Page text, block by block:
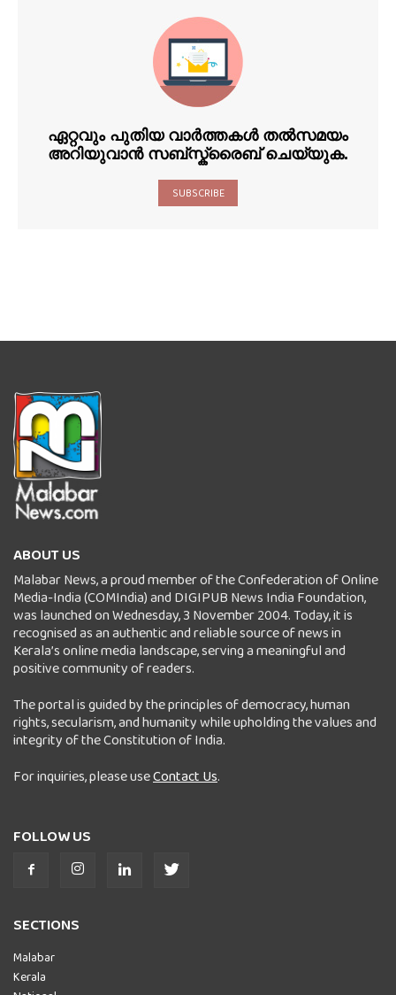
ഏറ്റവും പുതിയ വാർത്തകൾ തൽസമയം
അറിയുവാൻ സബ്സ്ക്രൈബ് ചെയ്യുക.
SUBSCRIBE
ABOUT US
Malabar News, a proud member of the Confederation of Online
Media-India (COMIndia) and DIGIPUB News India Foundation,
was launched on Wednesday, 3 November 2004. Today, it is
recognised as an authentic and reliable source of news in
Kerala’s online media landscape, serving a meaningful and
positive community of readers.
The portal is guided by the principles of democracy, human
rights, secularism, and humanity while upholding the values and
integrity of the Constitution of India.
For inquiries, please useContact Us.
FOLLOW US
SECTIONS
Malabar
Kerala